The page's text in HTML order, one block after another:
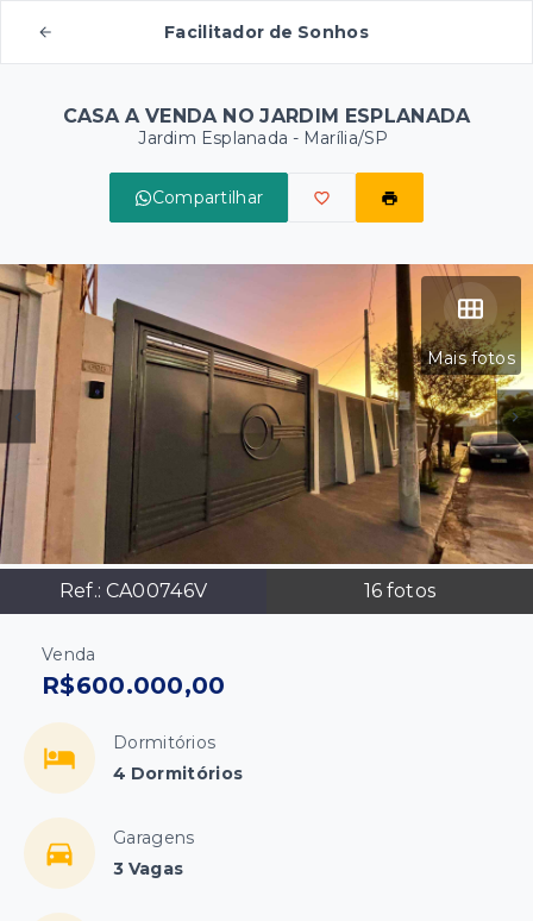
Facilitador de Sonhos
CASA A VENDA NO JARDIM ESPLANADA
Jardim Esplanada - Marília/SP
Compartilhar
Mais fotos
Ref.: CA00746V 16 fotos
Venda
R$600.000,00
Dormitórios
4 Dormitórios
Garagens
3 Vagas